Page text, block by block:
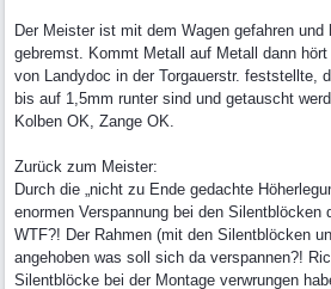
Der Meister ist mit dem Wagen gefahren
gebremst. Kommt Metall auf Metall dann
von Landydoc in der Torgauerstr. feststellte,
bis auf 1,5mm runter sind und getauscht
Kolben OK, Zange OK.
Zurück zum Meister:
Durch die „nicht zu Ende gedachte
enormen Verspannung bei den Silentblöcken
WTF?! Der Rahmen (mit den Silentblöcken
angehoben was soll sich da verspannen?!
Silentblöcke bei der Montage verwrungen